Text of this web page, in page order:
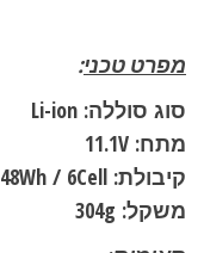
מפרט טכני:
סוג סוללה: Li-ion
מתח: 11.1V
קיבולת:
48Wh / 6Cell
משקל: 304g